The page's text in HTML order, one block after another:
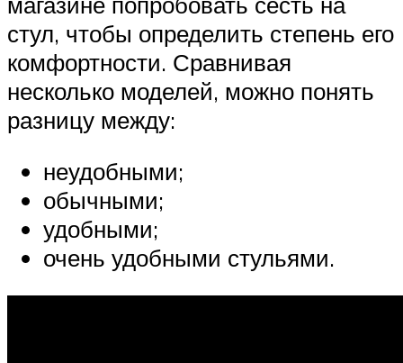
стул, чтобы определить степень его
комфортности. Сравнивая
несколько моделей, можно понять
разницу между:
неудобными;
обычными;
удобными;
очень удобными стульями.